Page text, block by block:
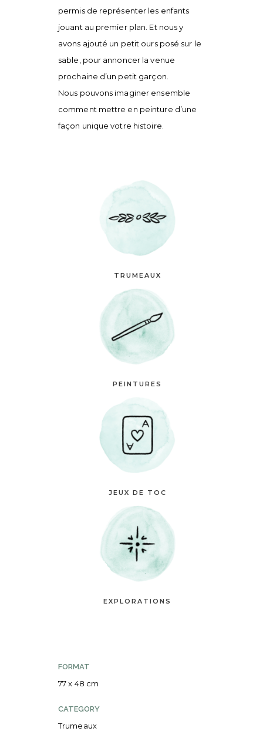
permis de représenter les enfants
jouant au premier plan. Et nous y
avons ajouté un petit ours posé sur le
sable, pour annoncer la venue
prochaine d’un petit garçon.
Nous pouvons imaginer ensemble
comment mettre en peinture d’une
façon unique votre histoire.
TRUMEAUX
PEINTURES
JEUX DE TOC
EXPLORATIONS
FORMAT
77 x 48 cm
CATEGORY
Trumeaux